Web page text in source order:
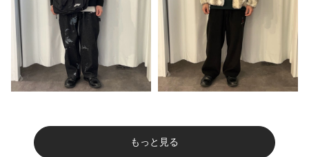
もっと見る